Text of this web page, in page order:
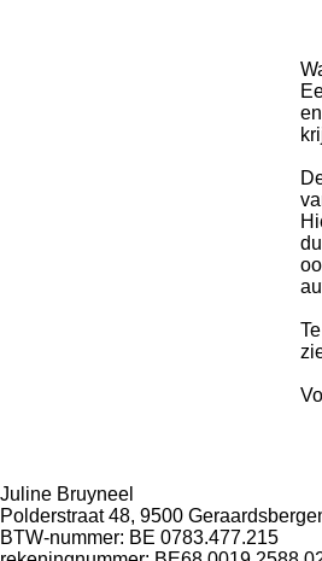
Juline Bruyneel
Polderstraat 48, 9500
BTW-nummer: BE 0783.477.215